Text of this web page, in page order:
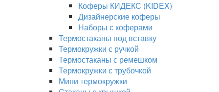
Коферы КИДЕКС (KIDEX)
Дизайнерские коферы
Наборы с коферами
Термостаканы под вставку
Термокружки с ручкой
Термостаканы с ремешком
Термокружки с трубочкой
Мини термокружки